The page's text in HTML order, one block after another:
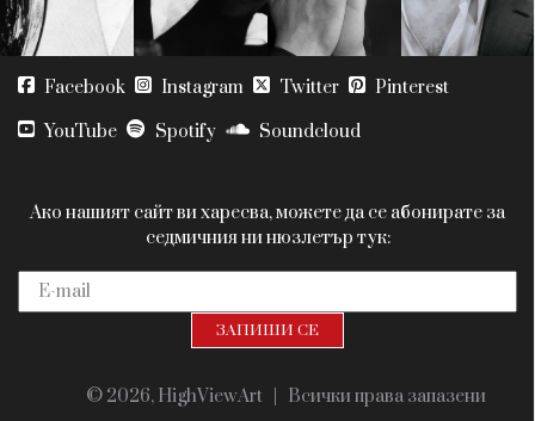
СЛЕДВАЙТЕ НИ
Facebook Instagram Twitter
Pinterest
YouTube
Spotify Soundcloud
Ако нашият сайт ви харесва, можете да се абонирате за
седмичния ни нюзлетър тук:
© 2026, HighViewArt | Всички права запазени